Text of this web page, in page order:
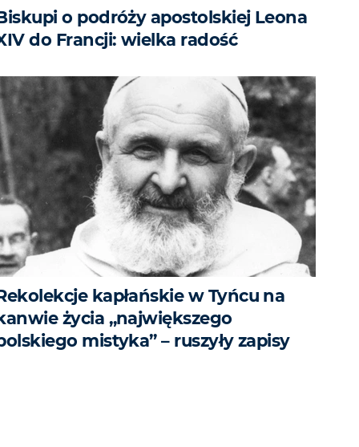
o podróży apostolskiej Leona
do Francji: wielka radość
kapłańskie w Tyńcu na
życia „największego
mistyka” – ruszyły zapisy